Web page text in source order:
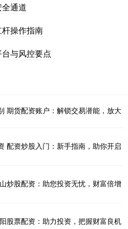
通道
操作指南
与风控要点
期货配资账户：解锁交易潜能，放大
配资炒股入门：新手指南，助你开启
炒股配资：助您投资无忧，财富倍增
股票配资：助力投资，把握财富良机